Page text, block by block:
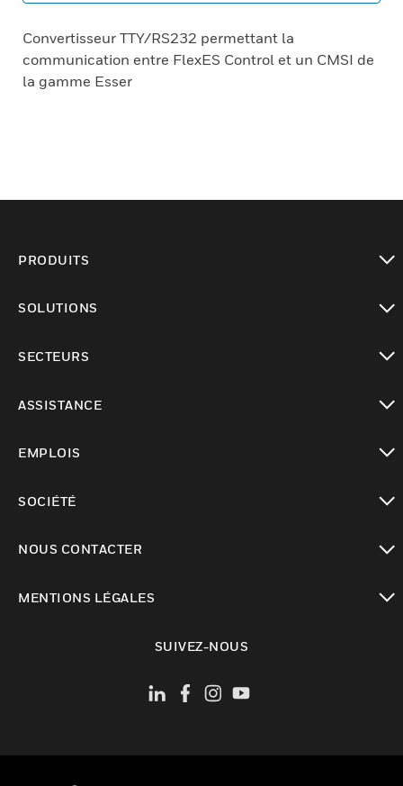
Convertisseur TTY/RS232 permettant la
communication entre FlexES Control et un CMSI de
la gamme Esser
PRODUITS
SOLUTIONS
SECTEURS
ASSISTANCE
EMPLOIS
SOCIÉTÉ
NOUS CONTACTER
MENTIONS LÉGALES
SUIVEZ-NOUS